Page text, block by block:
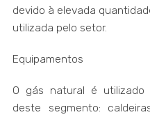
devido à elevada
utilizada pelo setor.
Equipamentos
O gás natural é utilizado
deste segmento: